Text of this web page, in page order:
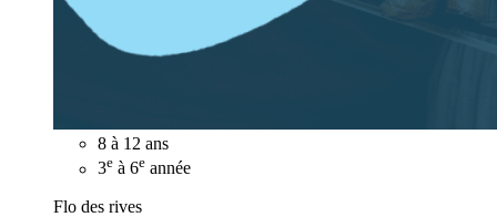
8 à 12 ans
3e à 6e année
Flo des rives